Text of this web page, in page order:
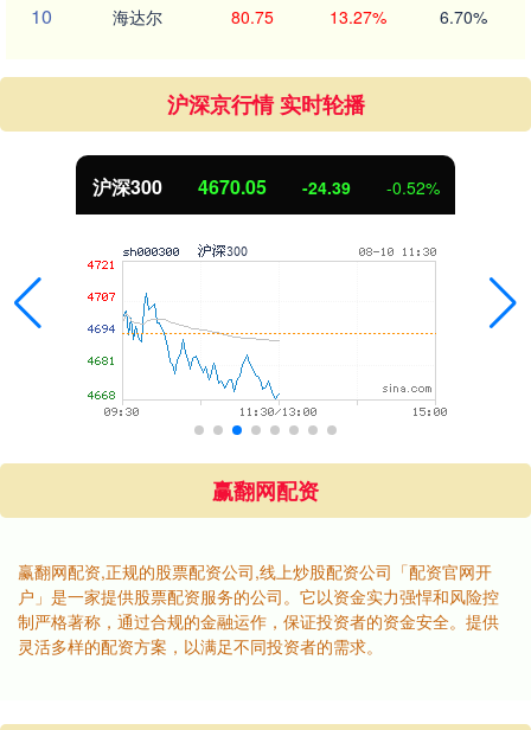
10 海达尔 80.75 13.27% 6.70%
沪深京行情 实时轮播
沪深300 4670.05 -24.39 -0.52%
赢翻网配资
赢翻网配资,正规的股票配资公司,线上炒股配资公司「配资官网开
户」是一家提供股票配资服务的公司。它以资金实力强悍和风险控
制严格著称，通过合规的金融运作，保证投资者的资金安全。提供
灵活多样的配资方案，以满足不同投资者的需求。